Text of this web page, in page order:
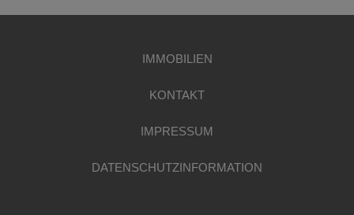
IMMOBILIEN
KONTAKT
IMPRESSUM
DATENSCHUTZINFORMATION